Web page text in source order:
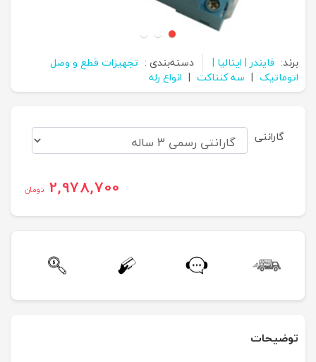
برند: فایندر | ایتالیا | دسته‌بندی : تجهیزات قطع و وصل
اتوماتیک | سه کنتاکت | انواع رله
گارانتی
2,978,700 تومان
توضیحات